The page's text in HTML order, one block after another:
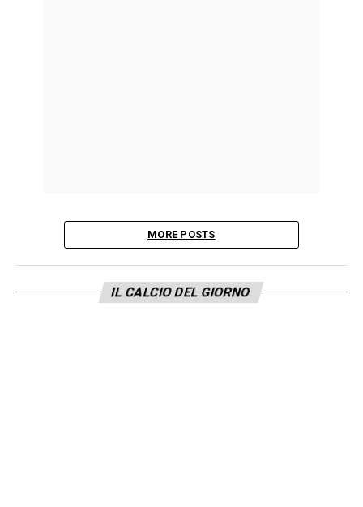
MORE POSTS
IL CALCIO DEL GIORNO